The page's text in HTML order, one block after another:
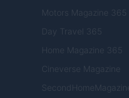
Motors Magazine 365
Day Travel 365
Home Magazine 365
Cineverse Magazine
SecondHomeMagazine